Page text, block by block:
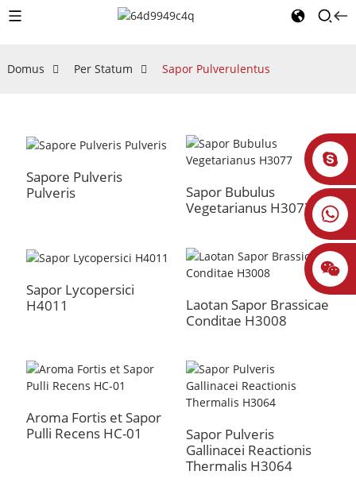
Domus Per Statum Sapor Pulverulentus
Sapore Pulveris
Pulveris
Sapor Bubulus
Vegetarianus H3077
Sapor Lycopersici
H4011
Laotan Sapor Brassicae
Conditae H3008
Aroma Fortis et Sapor
Pulli Recens HC-01
Sapor Pulveris
Gallinacei Reactionis
Thermalis H3064